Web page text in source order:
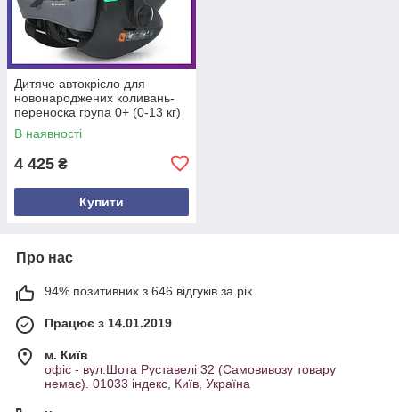
Дитяче автокрісло для
новонароджених коливань-
переноска група 0+ (0-13 кг)
El Camino i-FLOW ME 1198
Gray Сірий
В наявності
4 425 ₴
Купити
Про нас
94% позитивних з 646 відгуків за рік
Працює з 14.01.2019
м. Київ
офіс - вул.Шота Руставелі 32 (Самовивозу товару
немає). 01033 індекс, Київ, Україна